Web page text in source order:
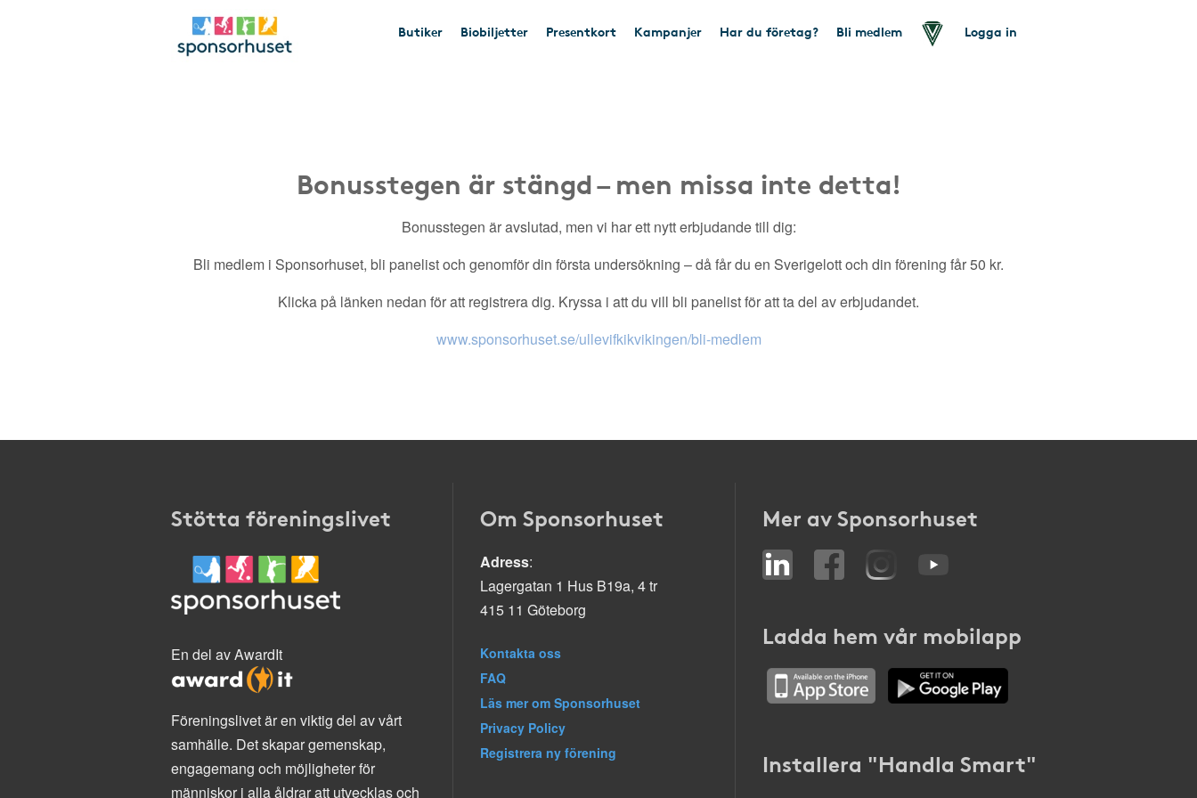
Butiker Biobiljetter Presentkort Kampanjer Har du företag? Bli medlem Logga in
Bonusstegen är stängd – men missa inte detta!
Bonusstegen är avslutad, men vi har ett nytt erbjudande till dig:
Bli medlem i Sponsorhuset, bli panelist och genomför din första undersökning – då får du en Sverigelott och din förening får 50 kr.
Klicka på länken nedan för att registrera dig. Kryssa i att du vill bli panelist för att ta del av erbjudandet.
www.sponsorhuset.se/ullevifkikvikingen/bli-medlem
Stötta föreningslivet
En del av AwardIt
Föreningslivet är en viktig del av vårt
samhälle. Det skapar gemenskap,
engagemang och möjligheter för
människor i alla åldrar att utvecklas och
Om Sponsorhuset
Adress:
Lagergatan 1 Hus B19a, 4 tr
415 11 Göteborg
Kontakta oss
FAQ
Läs mer om Sponsorhuset
Privacy Policy
Registrera ny förening
Mer av Sponsorhuset
Ladda hem vår mobilapp
Installera "Handla Smart"